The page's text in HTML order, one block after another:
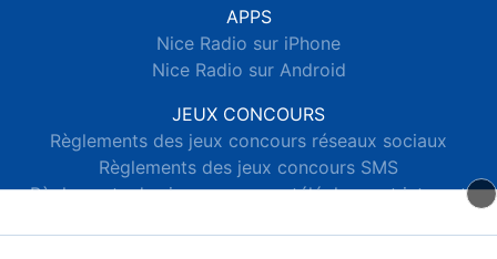
APPS
Nice Radio sur iPhone
Nice Radio sur Android
JEUX CONCOURS
Règlements des jeux concours réseaux sociaux
Règlements des jeux concours SMS
Règlements des jeux concours téléphone et internet